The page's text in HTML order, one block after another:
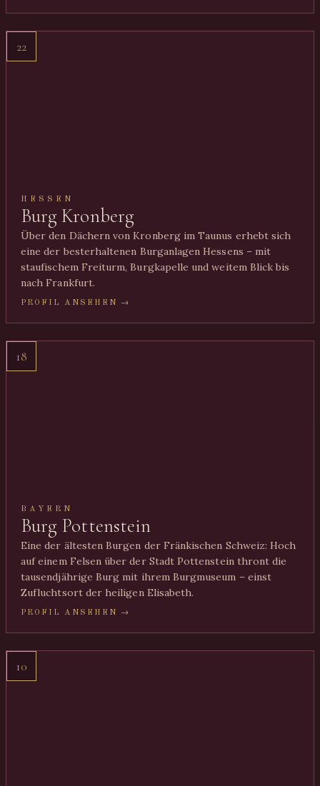
22
HESSEN
Burg Kronberg
Über den Dächern von Kronberg im Taunus erhebt sich
eine der besterhaltenen Burganlagen Hessens – mit
staufischem Freiturm, Burgkapelle und weitem Blick bis
nach Frankfurt.
PROFIL ANSEHEN →
18
BAYERN
Burg Pottenstein
Eine der ältesten Burgen der Fränkischen Schweiz: Hoch
auf einem Felsen über der Stadt Pottenstein thront die
tausendjährige Burg mit ihrem Burgmuseum – einst
Zufluchtsort der heiligen Elisabeth.
PROFIL ANSEHEN →
10